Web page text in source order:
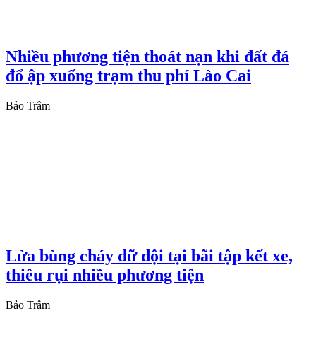
Nhiều phương tiện thoát nạn khi đất đá
đổ ập xuống trạm thu phí Lào Cai
Bảo Trâm
Lửa bùng cháy dữ dội tại bãi tập kết xe,
thiêu rụi nhiều phương tiện
Bảo Trâm